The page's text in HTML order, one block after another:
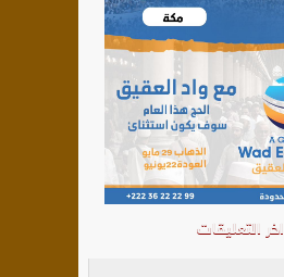
اخر التعليقات